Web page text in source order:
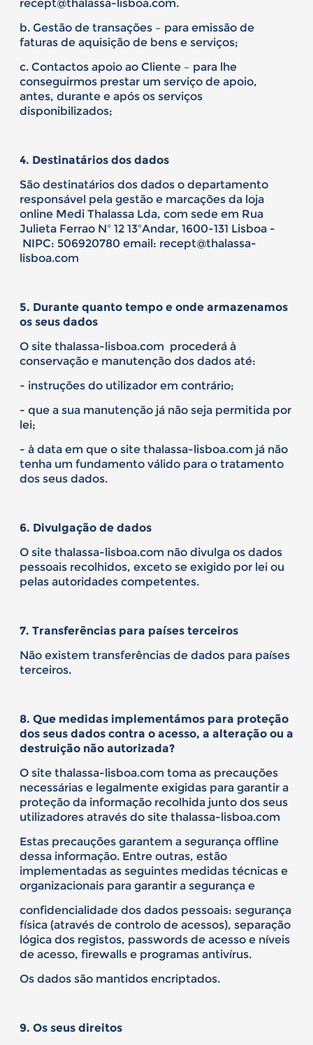
recept@thalassa-lisboa.com.
b. Gestão de transações – para emissão de
faturas de aquisição de bens e serviços;
c. Contactos apoio ao Cliente – para lhe
conseguirmos prestar um serviço de apoio,
antes, durante e após os serviços
disponibilizados;
4. Destinatários dos dados
São destinatários dos dados o departamento
responsável pela gestão e marcações da loja
online Medi Thalassa Lda, com sede em Rua
Julieta Ferrao Nº 12 13ºAndar, 1600-131 Lisboa -
NIPC: 506920780 email: recept@thalassa-
lisboa.com
5. Durante quanto tempo e onde armazenamos
os seus dados
O site thalassa-lisboa.com procederá à
conservação e manutenção dos dados até:
- instruções do utilizador em contrário;
- que a sua manutenção já não seja permitida por
lei;
- à data em que o site thalassa-lisboa.com já não
tenha um fundamento válido para o tratamento
dos seus dados.
6. Divulgação de dados
O site thalassa-lisboa.com não divulga os dados
pessoais recolhidos, exceto se exigido por lei ou
pelas autoridades competentes.
7. Transferências para países terceiros
Não existem transferências de dados para países
terceiros.
8. Que medidas implementámos para proteção
dos seus dados contra o acesso, a alteração ou a
destruição não autorizada?
O site thalassa-lisboa.com toma as precauções
necessárias e legalmente exigidas para garantir a
proteção da informação recolhida junto dos seus
utilizadores através do site thalassa-lisboa.com
Estas precauções garantem a segurança offline
dessa informação. Entre outras, estão
implementadas as seguintes medidas técnicas e
organizacionais para garantir a segurança e
confidencialidade dos dados pessoais: segurança
física (através de controlo de acessos), separação
lógica dos registos, passwords de acesso e níveis
de acesso, firewalls e programas antivírus.
Os dados são mantidos encriptados.
9. Os seus direitos